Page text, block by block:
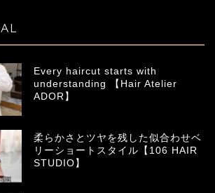
Every haircut starts with
understanding 【Hair Atelier
ADOR】
柔らかさとツヤを残した似合わせベ
リーショートスタイル【106 HAIR
STUDIO】